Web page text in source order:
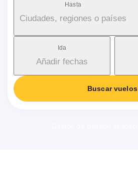
Hasta
Ciudades, regiones o países
Ida
Añadir fechas
Buscar vuelos